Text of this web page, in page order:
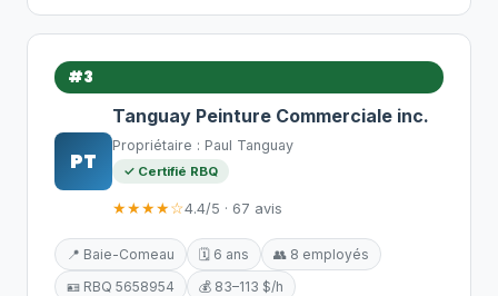
#3
PT
Tanguay Peinture Commerciale inc.
Propriétaire : Paul Tanguay
✓ Certifié RBQ
★★★★☆4.4/5 · 67 avis
📍 Baie-Comeau 🗓️ 6 ans
👥 8 employés
🪪 RBQ 5658954
💰 83–113 $/h